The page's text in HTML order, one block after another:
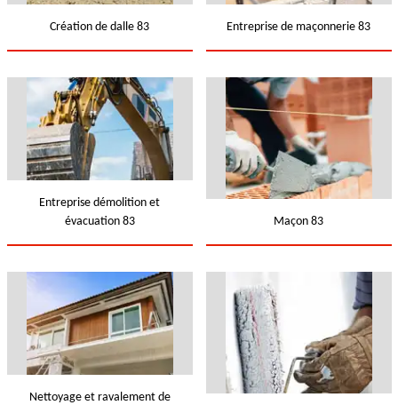
Création de dalle 83 Entreprise de maçonnerie 83
Entreprise démolition et
évacuation 83
Maçon 83
Nettoyage et ravalement de